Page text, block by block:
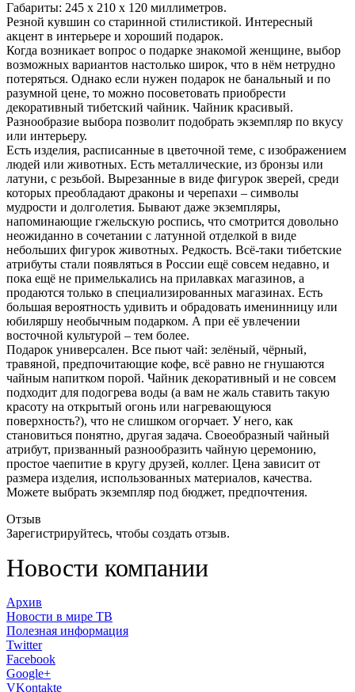
Габариты: 245 х 210 х 120 миллиметров.
Резной кувшин со старинной стилистикой. Интересный
акцент в интерьере и хороший подарок.
Когда возникает вопрос о подарке знакомой женщине, выбор
возможных вариантов настолько широк, что в нём нетрудно
потеряться. Однако если нужен подарок не банальный и по
разумной цене, то можно посоветовать приобрести
декоративный тибетский чайник. Чайник красивый.
Разнообразие выбора позволит подобрать экземпляр по вкусу
или интерьеру.
Есть изделия, расписанные в цветочной теме, с изображением
людей или животных. Есть металлические, из бронзы или
латуни, с резьбой. Вырезанные в виде фигурок зверей, среди
которых преобладают драконы и черепахи – символы
мудрости и долголетия. Бывают даже экземпляры,
напоминающие гжельскую роспись, что смотрится довольно
неожиданно в сочетании с латунной отделкой в виде
небольших фигурок животных. Редкость. Всё-таки тибетские
атрибуты стали появляться в России ещё совсем недавно, и
пока ещё не примелькались на прилавках магазинов, а
продаются только в специализированных магазинах. Есть
большая вероятность удивить и обрадовать именинницу или
юбиляршу необычным подарком. А при её увлечении
восточной культурой – тем более.
Подарок универсален. Все пьют чай: зелёный, чёрный,
травяной, предпочитающие кофе, всё равно не гнушаются
чайным напитком порой. Чайник декоративный и не совсем
подходит для подогрева воды (а вам не жаль ставить такую
красоту на открытый огонь или нагревающуюся
поверхность?), что не слишком огорчает. У него, как
становиться понятно, другая задача. Своеобразный чайный
атрибут, призванный разнообразить чайную церемонию,
простое чаепитие в кругу друзей, коллег. Цена зависит от
размера изделия, использованных материалов, качества.
Можете выбрать экземпляр под бюджет, предпочтения.
Отзыв
Зарегистрируйтесь, чтобы создать отзыв.
Новости компании
Архив
Новости в мире ТВ
Полезная информация
Twitter
Facebook
Google+
VKontakte